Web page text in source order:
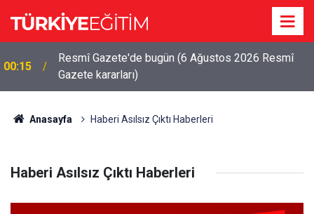
00:15
Resmî Gazete'de bugün (6 Ağustos 2026 Resmî
Gazete kararları)
Anasayfa Haberi Asılsız Çıktı Haberleri
Haberi Asılsız Çıktı Haberleri